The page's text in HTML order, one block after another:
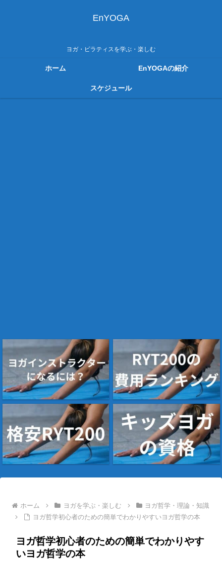
EnYOGA
ヨガ・ピラティスを学ぶ・楽しむ
ホーム EnYOGAの紹介
スケジュール
ホーム ヨガを学ぶ・楽しむ
ヨガ哲学・理論・知識
ヨガ哲学初心者のための簡単でわかりやすいヨガ哲学の本
ヨガ哲学初心者のための簡単でわかりやす
いヨガ哲学の本